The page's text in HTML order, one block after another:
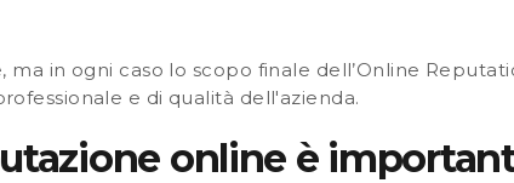
in ogni caso lo scopo finale dell’Online
e di qualità dell'azienda.
online è